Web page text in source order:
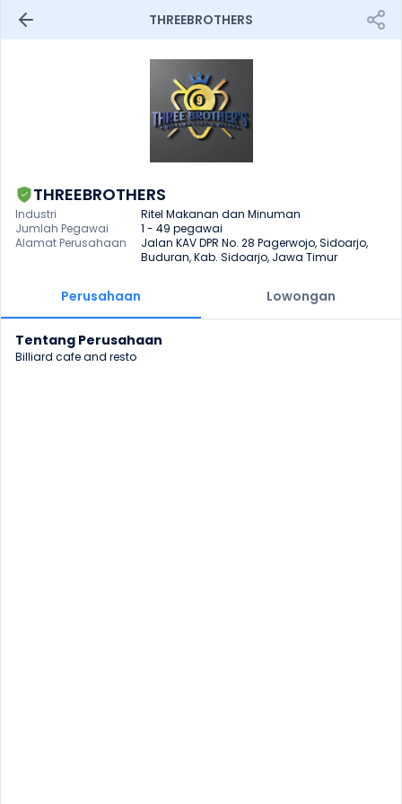
THREEBROTHERS
THREEBROTHERS
Industri
Ritel Makanan dan Minuman
Jumlah Pegawai
1 - 49 pegawai
Alamat Perusahaan
Jalan KAV DPR No. 28 Pagerwojo, Sidoarjo,
Buduran, Kab. Sidoarjo, Jawa Timur
Perusahaan Lowongan
Tentang Perusahaan
Billiard cafe and resto